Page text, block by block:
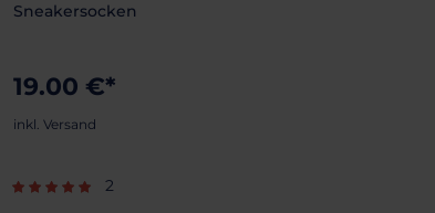
Sneakersocken
19.00 €*
inkl. Versand
2